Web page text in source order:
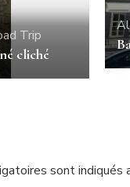
Trip
cliché
sont indiqués